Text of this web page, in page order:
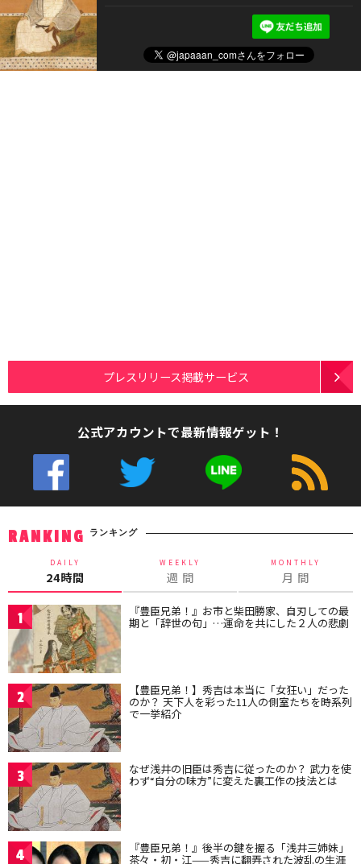
プレスリリース掲載サービス
公式アカウントで最新情報ゲット！
RANKING ランキング
DAILY
24時間
WEEKLY
週 間
MONTHLY
月 間
1 『豊臣兄弟！』お市と柴田勝家、自刃しての最
期と「辞世の句」…運命を共にした２人の悲劇
2 【豊臣兄弟！】秀吉は本当に「女狂い」だった
のか？ 天下人を彩った11人の側室たちを時系列
で一挙紹介
3 なぜ浅井の旧臣は秀吉に従ったのか？ 武力を使
わず“自分の味方”に変えた裏工作の技法とは
4 『豊臣兄弟！』後半の鍵を握る「浅井三姉妹」
茶々・初・江——秀吉に翻弄された波乱の生涯